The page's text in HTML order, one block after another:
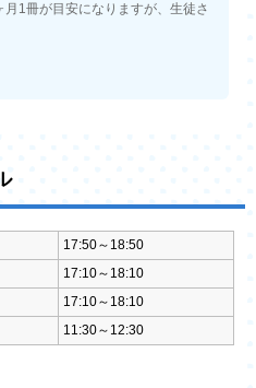
1冊が目安になりますが、生徒さ
17:50～18:50
17:10～18:10
17:10～18:10
11:30～12:30